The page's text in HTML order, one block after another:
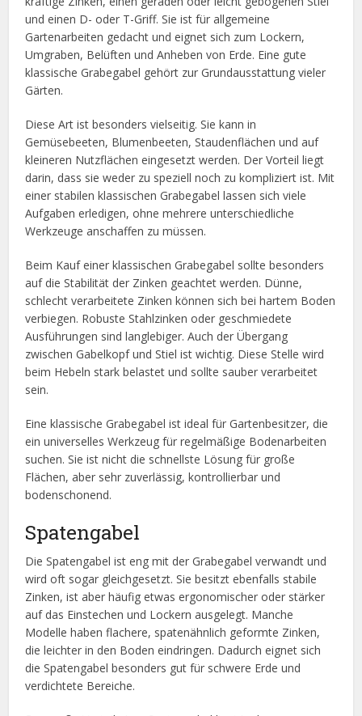
und einen D- oder T-Griff. Sie ist für allgemeine
Gartenarbeiten gedacht und eignet sich zum Lockern,
Umgraben, Belüften und Anheben von Erde. Eine gute
klassische Grabegabel gehört zur Grundausstattung vieler
Gärten.
Diese Art ist besonders vielseitig. Sie kann in
Gemüsebeeten, Blumenbeeten, Staudenflächen und auf
kleineren Nutzflächen eingesetzt werden. Der Vorteil liegt
darin, dass sie weder zu speziell noch zu kompliziert ist. Mit
einer stabilen klassischen Grabegabel lassen sich viele
Aufgaben erledigen, ohne mehrere unterschiedliche
Werkzeuge anschaffen zu müssen.
Beim Kauf einer klassischen Grabegabel sollte besonders
auf die Stabilität der Zinken geachtet werden. Dünne,
schlecht verarbeitete Zinken können sich bei hartem Boden
verbiegen. Robuste Stahlzinken oder geschmiedete
Ausführungen sind langlebiger. Auch der Übergang
zwischen Gabelkopf und Stiel ist wichtig. Diese Stelle wird
beim Hebeln stark belastet und sollte sauber verarbeitet
sein.
Eine klassische Grabegabel ist ideal für Gartenbesitzer, die
ein universelles Werkzeug für regelmäßige Bodenarbeiten
suchen. Sie ist nicht die schnellste Lösung für große
Flächen, aber sehr zuverlässig, kontrollierbar und
bodenschonend.
Spatengabel
Die Spatengabel ist eng mit der Grabegabel verwandt und
wird oft sogar gleichgesetzt. Sie besitzt ebenfalls stabile
Zinken, ist aber häufig etwas ergonomischer oder stärker
auf das Einstechen und Lockern ausgelegt. Manche
Modelle haben flachere, spatenähnlich geformte Zinken,
die leichter in den Boden eindringen. Dadurch eignet sich
die Spatengabel besonders gut für schwere Erde und
verdichtete Bereiche.